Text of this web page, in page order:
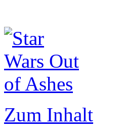
Zum Inhalt